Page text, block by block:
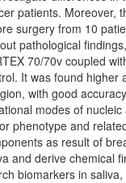
patients. Moreover,
surgery from 10
pathological
70/70v coupled
It was found higher
with good
modes of
phenotype and
as result of
and derive chemical
biomarkers in